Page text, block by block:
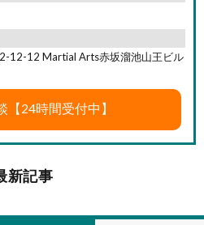
12-12 Martial Arts赤坂溜池山王ビル
新記事